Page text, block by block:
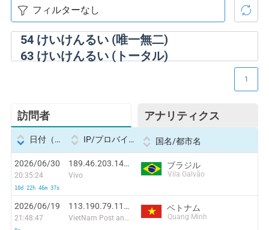
54けいけんるい (唯一無二)
63けいけんるい (トータル)
訪問者 アナリティクス
1
日付（Datetime IP/プロバイダー 国名/都市名
2026/06/30
20:35:24
10d 22h 46m 37s
189.46.203.140:50800
Vivo
ブラジル
Vila Galvão
2026/06/19
21:48:47
113.190.79.113:38459
VietNam Post and Telecom Corporation
ベトナム
Quang Minh